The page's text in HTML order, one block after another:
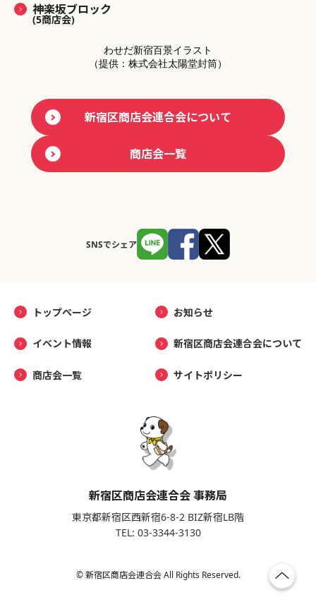
神楽坂ブロック
(5商店会)
わせだ新宿百景イラスト
（提供：株式会社太陽堂封筒）
新宿区商店会連合会について
商店会一覧
SNSでシェア
トップページ お知らせ
イベント情報 新宿区商店会連合会について
商店会一覧 サイトポリシー
新宿区商店会連合会 事務局
東京都新宿区西新宿6-8-2 BIZ新宿LB階
TEL: 03-3344-3130
© 新宿区商店会連合会 All Rights Reserved.